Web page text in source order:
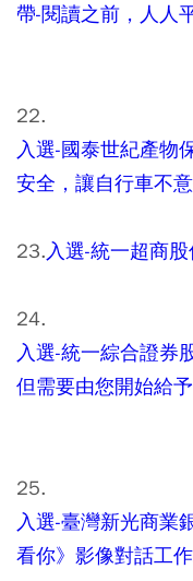
帶-閱讀之前，人人
22.
入選-國泰世紀產物
安全，讓自行車不
23.入選-統一超商
24.
入選-統一綜合證券
但需要由您開始給
25.
入選-臺灣新光商業
看你》影像對話工